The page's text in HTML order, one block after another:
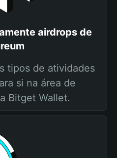
airdrops de
tipos de atividades
si na área de
Bitget Wallet.